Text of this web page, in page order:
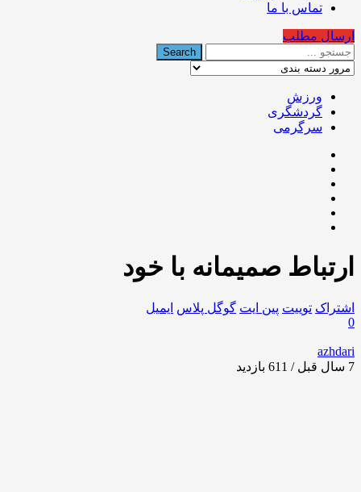
تماس با ما
ارسال مطلب
ورزش
گردشگری
سرگرمی
ارتباط صمیمانه با خود
اشتراک توییت پین ایت گوگل‌ پلاس ایمیل
0
azhdari
7 سال قبل / 611
بازدید